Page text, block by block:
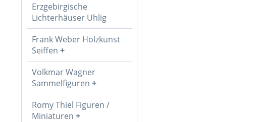
Erzgebirgische
Lichterhäuser Uhlig
Frank Weber Holzkunst
Seiffen
Volkmar Wagner
Sammelfiguren
Romy Thiel Figuren /
Miniaturen